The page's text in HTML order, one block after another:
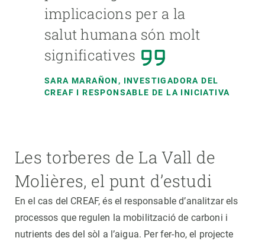
implicacions per a la
salut humana són molt
significatives
SARA MARAÑON , INVESTIGADORA DEL
CREAF I RESPONSABLE DE LA INICIATIVA
Les torberes de La Vall de
Molières, el punt d’estudi
En el cas del CREAF, és el responsable d’analitzar els
processos que regulen la mobilització de carboni i
nutrients des del sòl a l’aigua. Per fer-ho, el projecte